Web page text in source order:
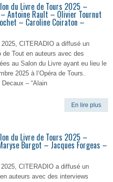
du Livre de Tours 2025 –
Antoine Rault – Olivier Tournut
– Caroline Coiraton –
2025, CITERADIO a diffusé un
de Tout en auteurs avec des
au Salon du Livre ayant eu lieu le
2025 à l’Opéra de Tours.
– “Alain
En lire plus
du Livre de Tours 2025 –
Burgot – Jacques Forgeas –
2025, CITERADIO a diffusé un
auteurs avec des interviews